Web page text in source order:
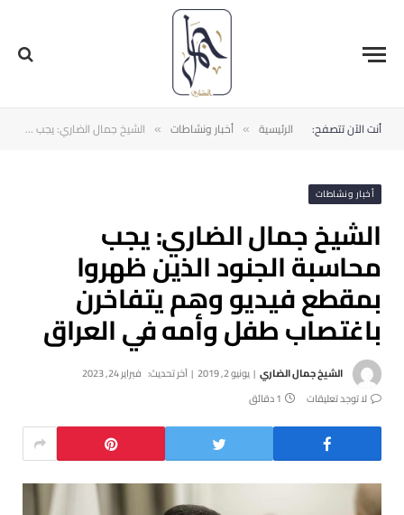
أنت الآن تتصفح: الرئيسية » أخبار ونشاطات » الشيخ جمال الضاري: يجب محاسبة الجنود الذين ظهروا بمقطع فيديو وهم يتفاخرن باغتصاب طفل وأمه في العراق
أخبار ونشاطات
الشيخ جمال الضاري: يجب
محاسبة الجنود الذين ظهروا
بمقطع فيديو وهم يتفاخرن
باغتصاب طفل وأمه في العراق
الشيخ جمال الضاري يونيو 2, 2019 آخر تحديث: فبراير 24, 2023
لا توجد تعليقات
1 دقائق